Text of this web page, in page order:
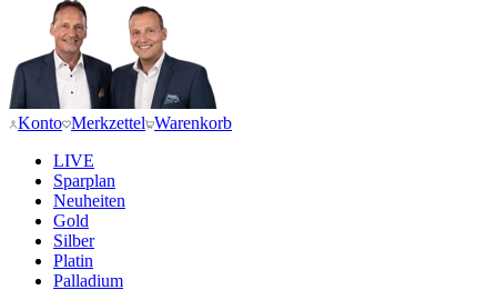
Konto Merkzettel Warenkorb
LIVE
Sparplan
Neuheiten
Gold
Silber
Platin
Palladium